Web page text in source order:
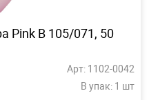
Pink В 105/071, 50
Арт: 1102-0042
В упак: 1 шт